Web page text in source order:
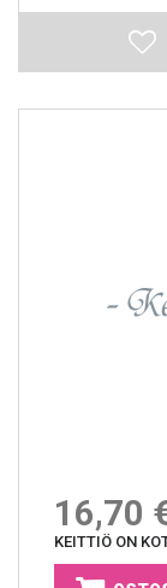
16,70
KEITTIÖ ON